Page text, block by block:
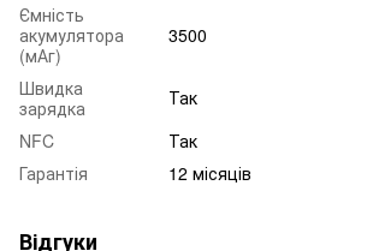
Ємність
акумулятора
(мАг)
3500
Швидка
зарядка
Так
NFC
Так
Гарантія
12 місяців
Відгуки